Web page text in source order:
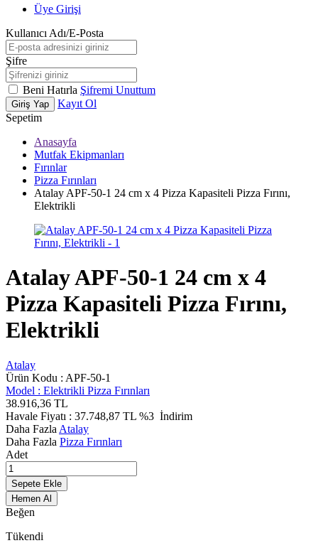
Üye Girişi
Kullanıcı Adı/E-Posta
Şifre
Beni Hatırla Şifremi Unuttum
Giriş Yap
Kayıt Ol
Sepetim
Anasayfa
Mutfak Ekipmanları
Fırınlar
Pizza Fırınları
Atalay APF-50-1 24 cm x 4 Pizza Kapasiteli Pizza Fırını,
Elektrikli
Atalay APF-50-1 24 cm x 4
Pizza Kapasiteli Pizza Fırını,
Elektrikli
Atalay
Ürün Kodu : APF-50-1
Model : Elektrikli Pizza Fırınları
38.916,36 TL
Havale Fiyatı : 37.748,87 TL %3 İndirim
Daha Fazla Atalay
Daha Fazla Pizza Fırınları
Adet
Sepete Ekle
Hemen Al
Beğen
Tükendi